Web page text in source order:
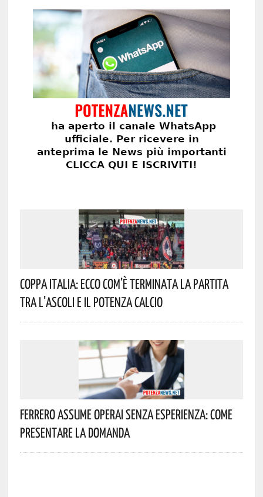
Coppa Italia: Ecco Com’è Terminata La Partita
Tra L’Ascoli E Il Potenza Calcio
Ferrero Assume Operai Senza Esperienza: Come
Presentare La Domanda